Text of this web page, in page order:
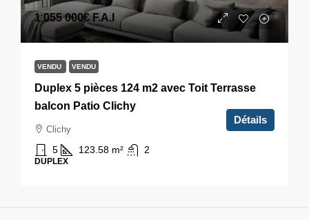
1 055 000€F.A.I
VENDU VENDU
Duplex 5 pièces 124 m2 avec Toit Terrasse
balcon Patio Clichy
Clichy
5 123.58 m² 2
DUPLEX
Détails